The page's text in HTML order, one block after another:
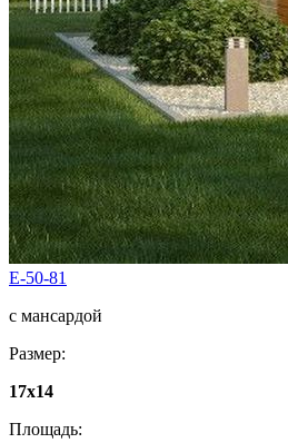
E-50-81
с мансардой
Размер:
17х14
Площадь: